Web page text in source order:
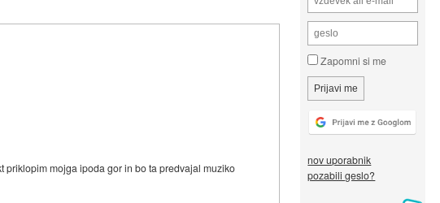
Zapomni si me
nov uporabnik
pozabili geslo?
priklopim mojga ipoda gor in bo ta predvajal muziko